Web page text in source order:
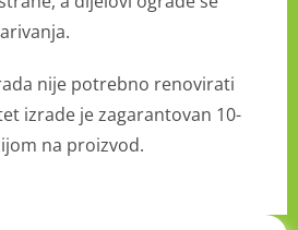
nije potrebno renovirati
izrade je zagarantovan 10-
na proizvod.